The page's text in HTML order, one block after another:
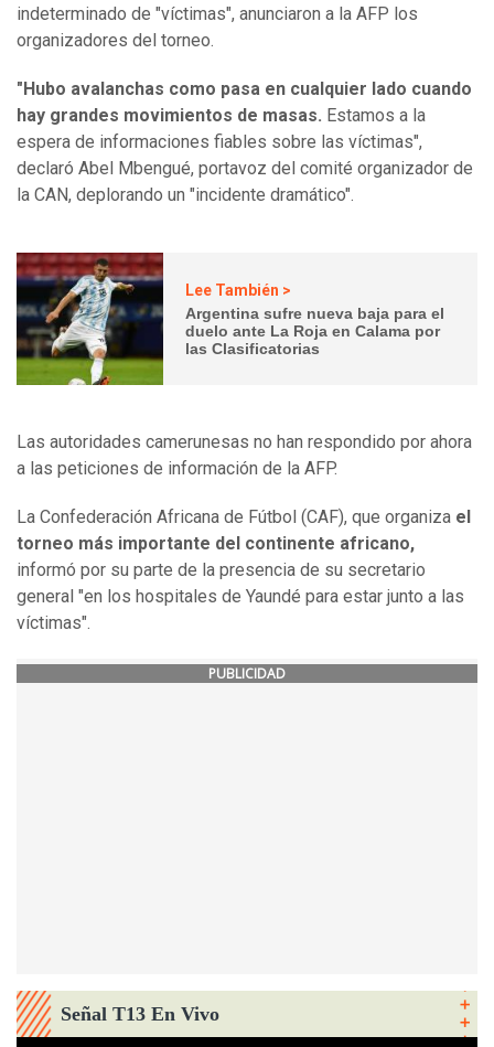
indeterminado de "víctimas", anunciaron a la AFP los
organizadores del torneo.
"Hubo avalanchas como pasa en cualquier lado cuando
hay grandes movimientos de masas. Estamos a la
espera de informaciones fiables sobre las víctimas",
declaró Abel Mbengué, portavoz del comité organizador de
la CAN, deplorando un "incidente dramático".
Lee También >
Argentina sufre nueva baja para el
duelo ante La Roja en Calama por
las Clasificatorias
Las autoridades camerunesas no han respondido por ahora
a las peticiones de información de la AFP.
La Confederación Africana de Fútbol (CAF), que organiza el
torneo más importante del continente africano,
informó por su parte de la presencia de su secretario
general "en los hospitales de Yaundé para estar junto a las
víctimas".
PUBLICIDAD
Señal T13 En Vivo